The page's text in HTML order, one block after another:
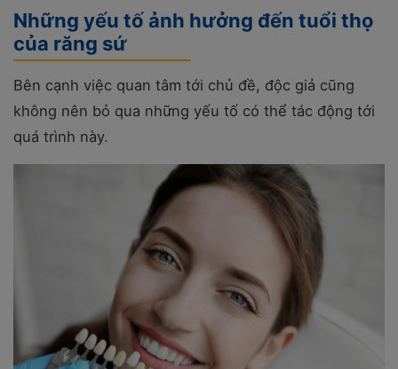
Những yếu tố ảnh hưởng đến tuổi thọ
của răng sứ
Bên cạnh việc quan tâm tới chủ đề, độc giả cũng
không nên bỏ qua những yếu tố có thể tác động tới
quá trình này.